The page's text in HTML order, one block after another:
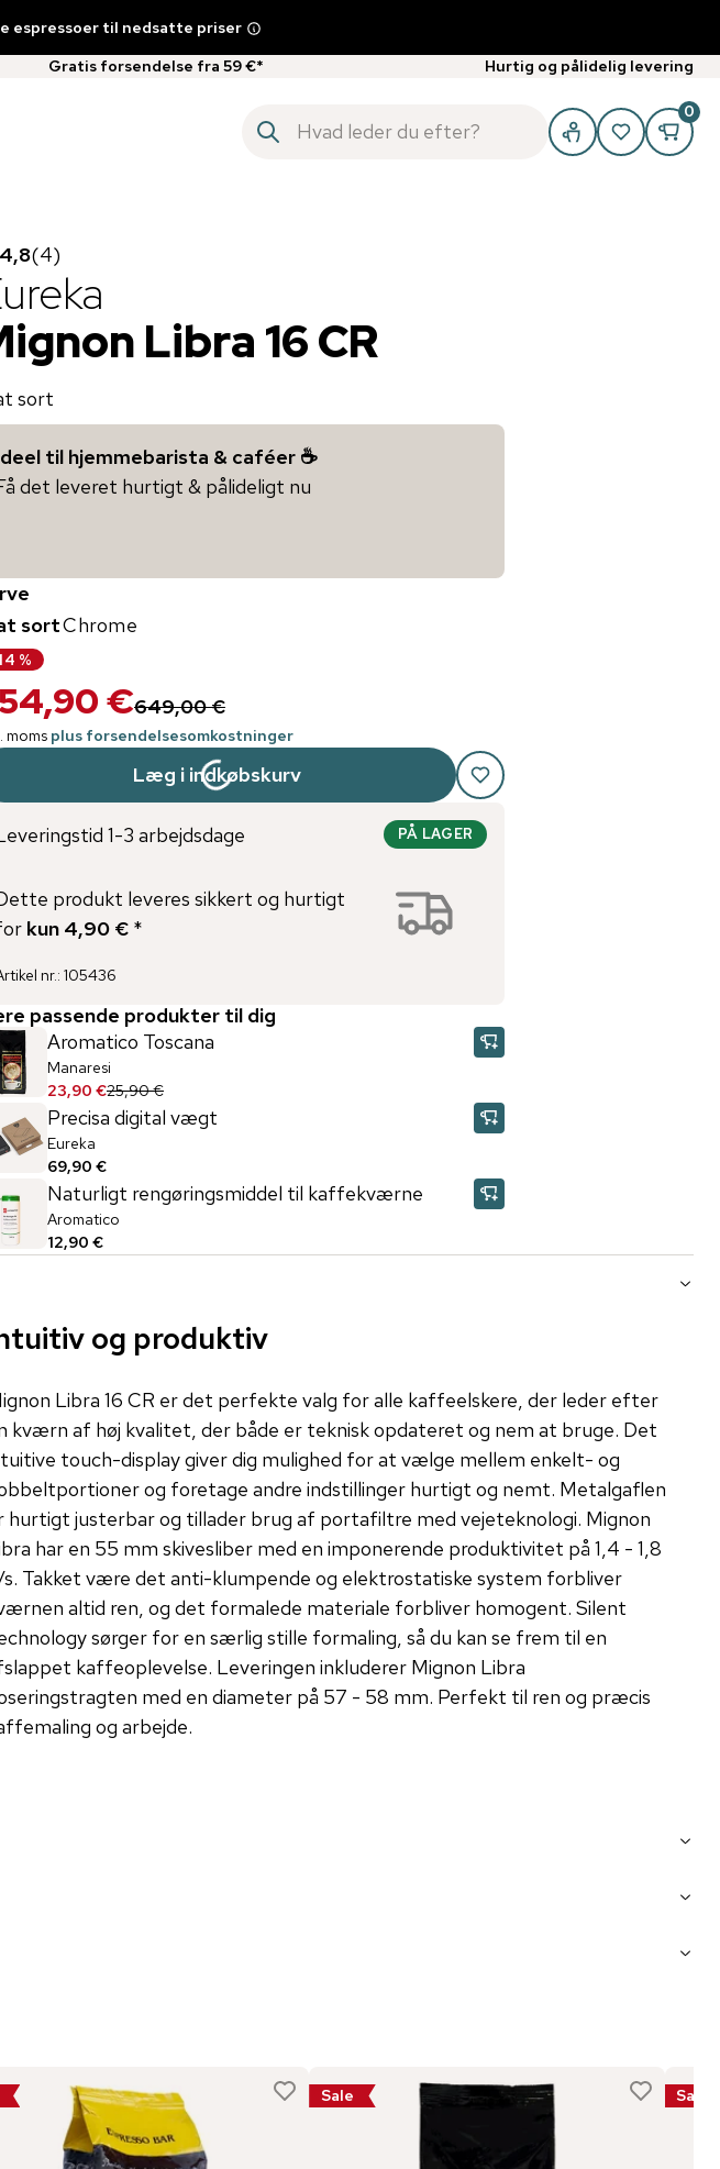
espressoer til nedsatte priser
Gratis forsendelse fra 59 €* Hurtig og pålidelig levering
0
4,8(4)
Libra 16 CR
sort
til hjemmebarista & caféer ☕️
det leveret hurtigt & pålideligt nu
sortChrome
%
€649,00 €
moms plus forsendelsesomkostninger
Læg i indkøbskurv
1-3 arbejdsdage PÅ LAGER
produkt leveres sikkert og hurtigt
kun 4,90 € *
nr.: 105436
passende produkter til dig
Aromatico Toscana
Manaresi
23,90 €25,90 €
Precisa digital vægt
Eureka
69,90 €
Naturligt rengøringsmiddel til kaffekværne
Aromatico
12,90 €
og produktiv
Libra 16 CR er det perfekte valg for alle kaffeelskere, der leder efter
kværn af høj kvalitet, der både er teknisk opdateret og nem at bruge. Det
touch-display giver dig mulighed for at vælge mellem enkelt- og
og foretage andre indstillinger hurtigt og nemt. Metalgaflen
hurtigt justerbar og tillader brug af portafiltre med vejeteknologi. Mignon
har en 55 mm skivesliber med en imponerende produktivitet på 1,4 - 1,8
Takket være det anti-klumpende og elektrostatiske system forbliver
altid ren, og det formalede materiale forbliver homogent. Silent
sørger for en særlig stille formaling, så du kan se frem til en
kaffeoplevelse. Leveringen inkluderer Mignon Libra
med en diameter på 57 - 58 mm. Perfekt til ren og præcis
og arbejde.
Sale Sale